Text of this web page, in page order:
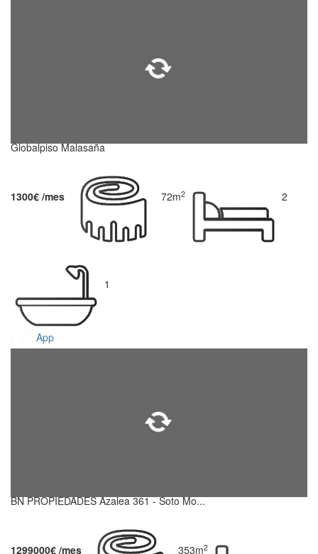
Globalpiso Malasaña
1300€ /mes 72m2 2
1
App
BN PROPIEDADES Azalea 361 - Soto Mo...
1299000€ /mes 353m2